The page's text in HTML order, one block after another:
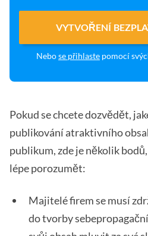
VYTVOŘENÍ
Nebose přihlaste pomocí
Pokud se chcete dozvědět,
publikování atraktivního
publikum, zde je několik
lépe porozumět:
Majitelé firem se musí
do tvorby